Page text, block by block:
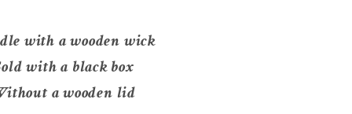
with a wooden wick
with a black box
a wooden lid